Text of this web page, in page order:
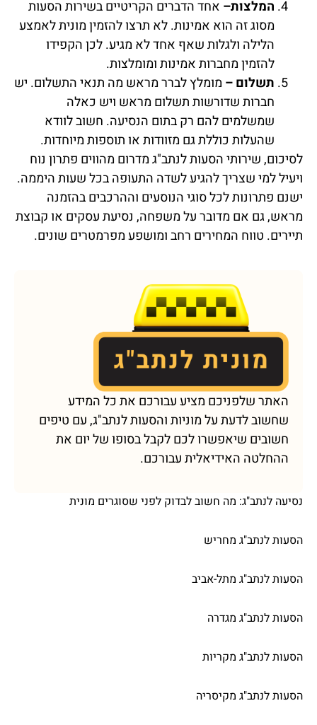
המלצות– אחד הדברים הקריטיים בשירות הסעות
מסוג זה הוא אמינות. לא תרצו להזמין מונית לאמצע
הלילה ולגלות שאף אחד לא מגיע. לכן הקפידו
להזמין מחברות אמינות ומומלצות.
תשלום – מומלץ לברר מראש מה תנאי התשלום. יש
חברות שדורשות תשלום מראש ויש כאלה
שמשלמים להם רק בתום הנסיעה. חשוב לוודא
שהעלות כוללת גם מזוודות או תוספות מיוחדות.
לסיכום, שירותי הסעות לנתב"ג מדרום מהווים פתרון נוח
ויעיל למי שצריך להגיע לשדה התעופה בכל שעות היממה.
ישנם פתרונות לכל סוגי הנוסעים וההרכבים בהזמנה
מראש, גם אם מדובר על משפחה, נסיעת עסקים או קבוצת
תיירים. טווח המחירים רחב ומושפע מפרמטרים שונים.
האתר שלפניכם מציע עבורכם את כל המידע
שחשוב לדעת על מוניות והסעות לנתב"ג, עם טיפים
חשובים שיאפשרו לכם לקבל בסופו של יום את
ההחלטה האידיאלית עבורכם.
נסיעה לנתב"ג: מה חשוב לבדוק לפני שסוגרים מונית
הסעות לנתב"ג מחריש
הסעות לנתב"ג מתל-אביב
הסעות לנתב"ג מגדרה
הסעות לנתב"ג מקריות
הסעות לנתב"ג מקיסריה